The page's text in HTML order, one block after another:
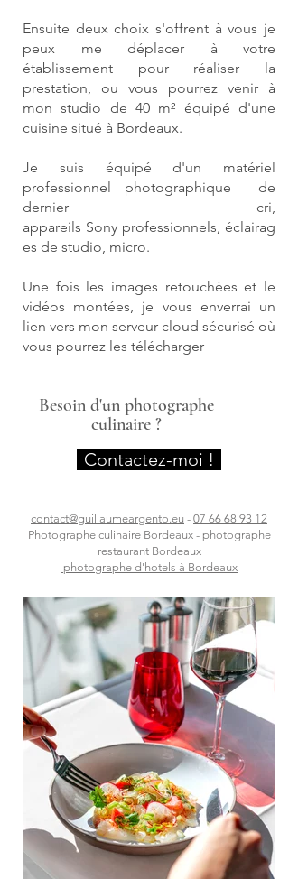
Ensuite deux choix s'offrent à vous je
peux me déplacer à votre
établissement pour réaliser la
prestation, ou vous pourrez venir à
mon studio de 40 m² équipé d'une
cuisine situé à Bordeaux.
Je suis équipé d'un matériel
professionnel photographique
de
dernier cri,
appareils Sony professionnels, éclairag
es de studio, micro.
Une fois les images retouchées et le
vidéos montées, je vous enverrai un
lien vers mon serveur cloud sécurisé où
vous pourrez les télécharger
Besoin d'un photographe
culinaire ?
Contactez-moi !
contact@guillaumeargento.eu - 07 66 68 93 12
Photographe culinaire Bordeaux - photographe
restaurantBordeaux
photographe d'hotels à Bordeaux